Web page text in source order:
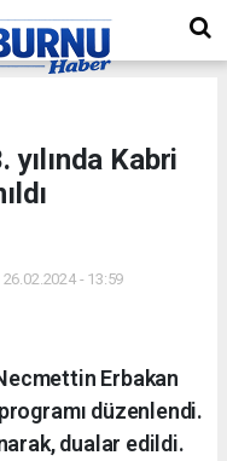
yılında Kabri
- 13:59
Erbakan
düzenlendi.
dualar edildi.